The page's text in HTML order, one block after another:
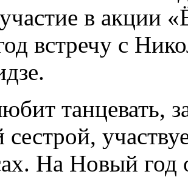
в акции
встречу с
танцевать,
сестрой,
На Новый год